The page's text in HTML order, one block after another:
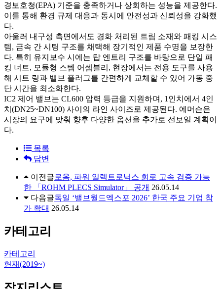
경보호청(EPA) 기준을 충족하거나 상회하는 성능을 제공한다.
이를 통해 환경 규제 대응과 동시에 안전성과 신뢰성을 강화했
다.
아울러 내구성 측면에서도 경화 처리된 트림 소재와 패킹 시스
템, 금속 간 시팅 구조를 채택해 장기적인 제품 수명을 보장한
다. 특히 유지보수 시에는 탑 엔트리 구조를 바탕으로 단일 패
킹 너트, 모듈형 스템 어셈블리, 현장에서는 전용 도구를 사용
해 시트 링과 밸브 플러그를 간편하게 교체할 수 있어 가동 중
단 시간을 최소화한다.
IC2 제어 밸브는 CL600 압력 등급을 지원하며, 1인치에서 4인
치(DN25~DN100) 사이의 라인 사이즈로 제공된다. 에머슨은
시장의 요구에 맞춰 향후 다양한 옵션을 추가로 선보일 계획이
다.
목록
답변
이전글로옴, 파워 일렉트로닉스 회로 고속 검증 가능
한 「ROHM PLECS Simulator」 공개 26.05.14
다음글독일 ‘밸브월드엑스포 2026’ 한국 주요 기업 참
가 확대 26.05.14
카테고리
카테고리
현재(2019~)